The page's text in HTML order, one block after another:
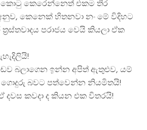
කොටු කෙරෙන්නෙත් එකම තිර
කෙනෙක් හිතනවා නං මේ විදිහට
ත්‍රස්තවාදය පරාජය වෙයි කියලා ඒක
බලාගෙන ඉන්න අපිත් ඇතුළුව, යම්
ගොදුරු බවට පත්වෙන්න නියමිතයි!
කවදා ද කියන එක විතරයි!